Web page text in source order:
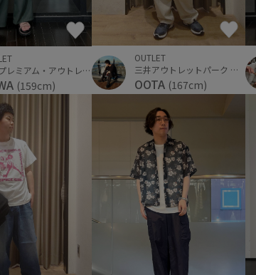
佐野プレミアム・アウトレット
(159cm)
OUTLET
三井アウトレットパーク 横浜ベイサイド
OOTA (167cm)